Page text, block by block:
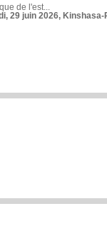
de l'est...
29 juin 2026,